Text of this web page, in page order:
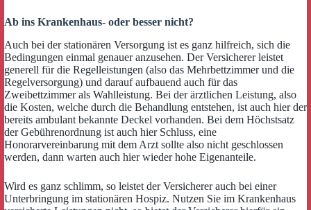
Ab ins Krankenhaus- oder besser nicht?
Auch bei der stationären Versorgung ist es ganz hilfreich, sich die
Bedingungen einmal genauer anzusehen. Der Versicherer leistet
generell für die Regelleistungen (also das Mehrbettzimmer und die
Regelversorgung) und darauf aufbauend auch für das
Zweibettzimmer als Wahlleistung. Bei der ärztlichen Leistung, also
die Kosten, welche durch die Behandlung entstehen, ist auch hier der
bereits ambulant bekannte Deckel vorhanden. Bei dem Höchstsatz
der Gebührenordnung ist auch hier Schluss, eine
Honorarvereinbarung mit dem Arzt sollte also nicht geschlossen
werden, dann warten auch hier wieder hohe Eigenanteile.
Wird es ganz schlimm, so leistet der Versicherer auch bei einer
Unterbringung im stationären Hospiz. Nutzen Sie im Krankenhaus